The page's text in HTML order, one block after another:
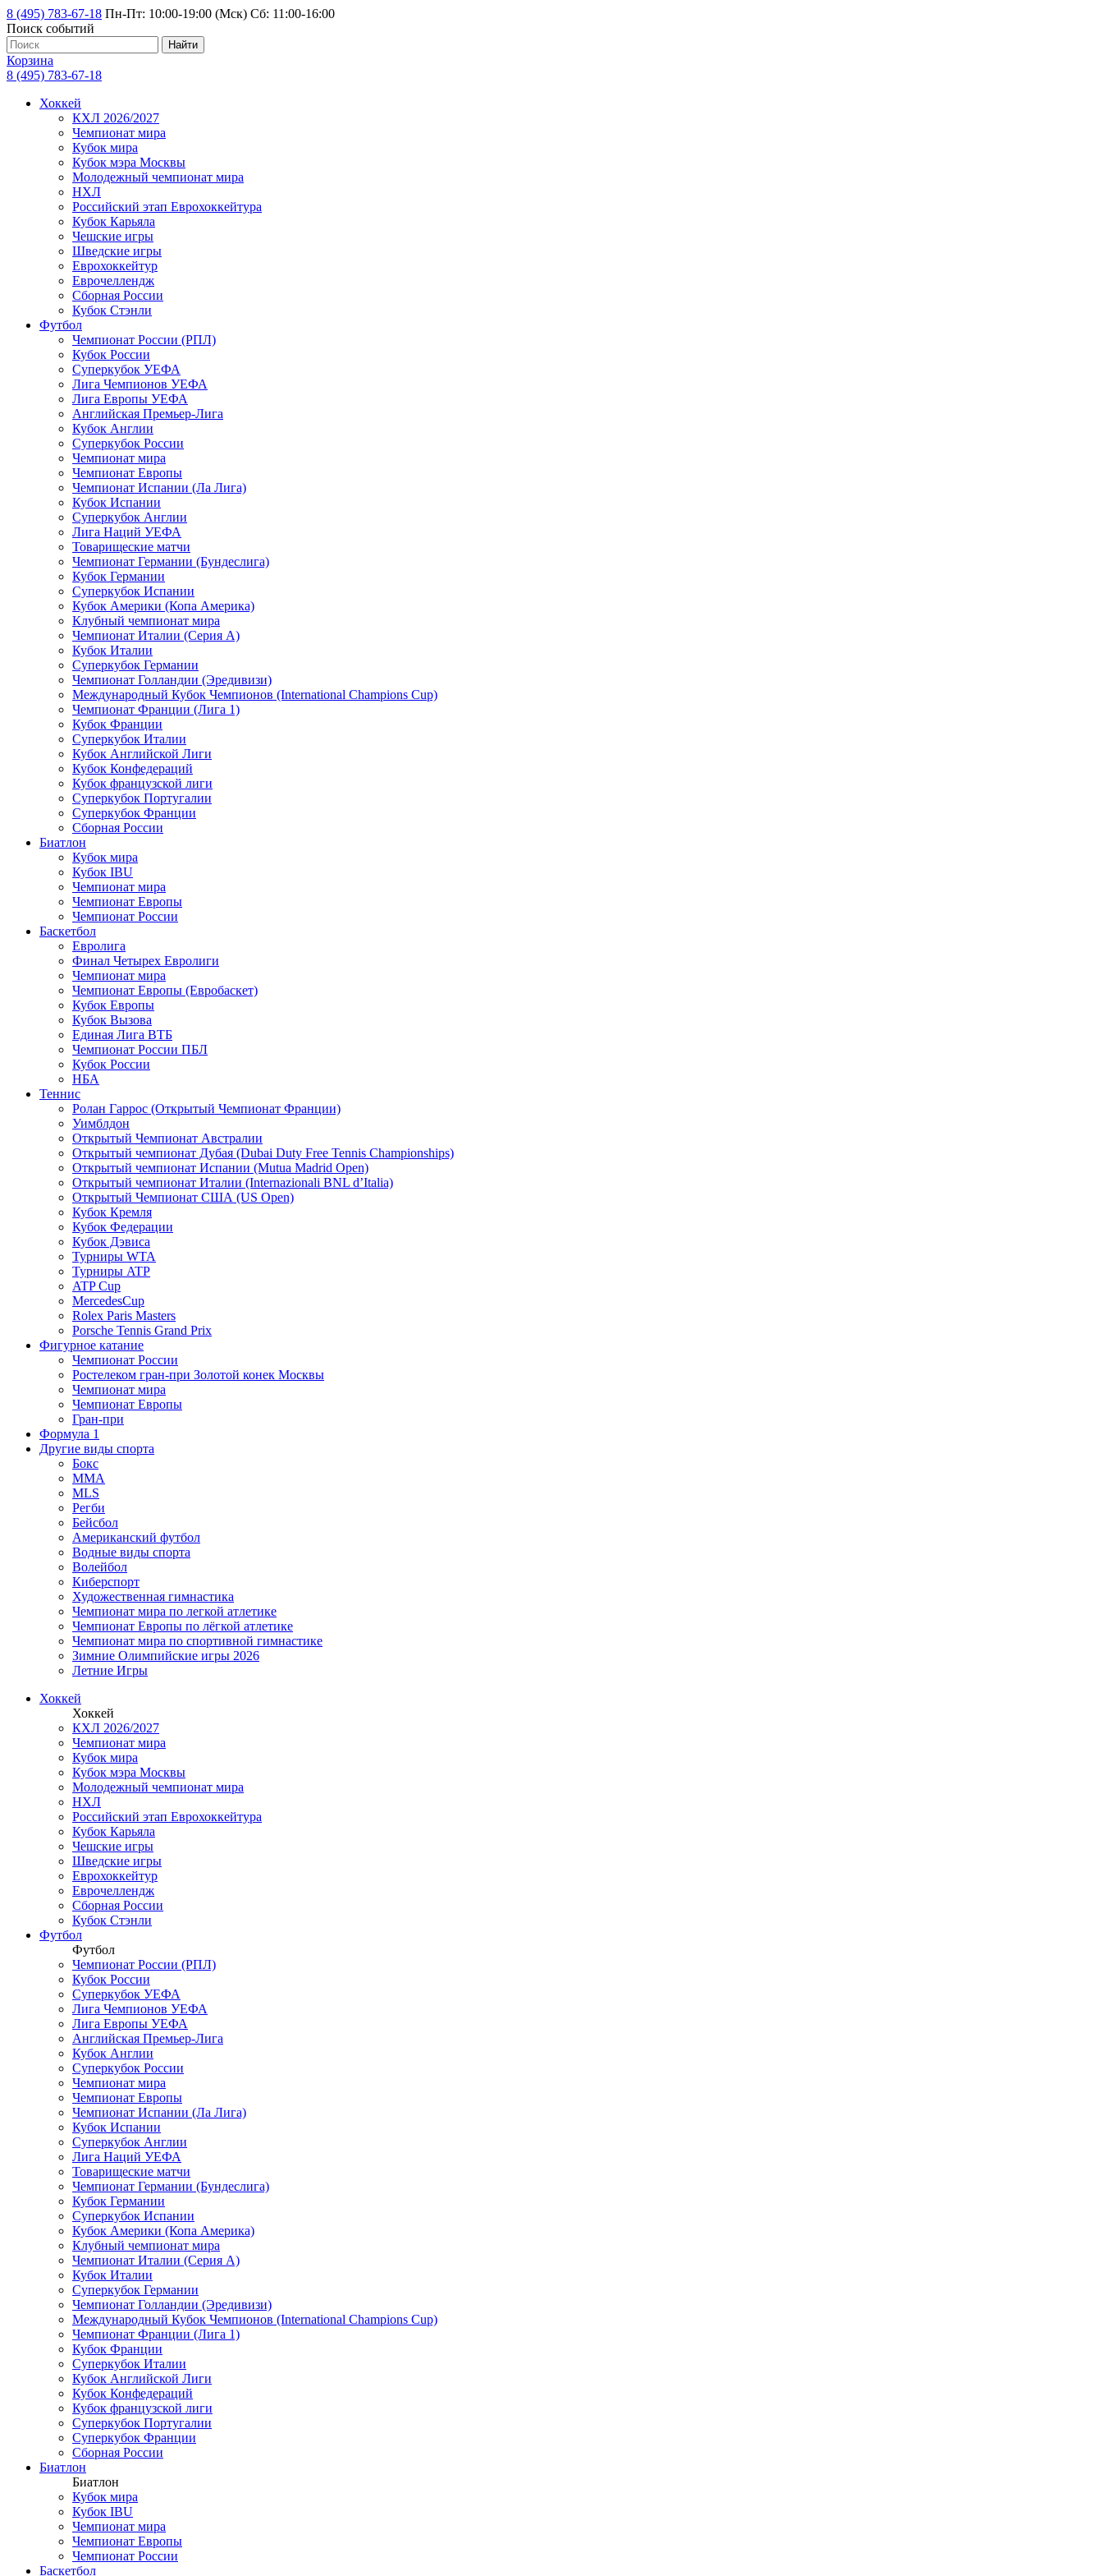
8 (495) 783-67-18 Пн-Пт: 10:00-19:00 (Мск) Сб: 11:00-16:00
Поиск событий
Найти
Корзина
8 (495) 783-67-18
Хоккей
КХЛ 2026/2027
Чемпионат мира
Кубок мира
Кубок мэра Москвы
Молодежный чемпионат мира
НХЛ
Российский этап Еврохоккейтура
Кубок Карьяла
Чешские игры
Шведские игры
Еврохоккейтур
Еврочеллендж
Сборная России
Кубок Стэнли
Футбол
Чемпионат России (РПЛ)
Кубок России
Суперкубок УЕФА
Лига Чемпионов УЕФА
Лига Европы УЕФА
Английская Премьер-Лига
Кубок Англии
Суперкубок России
Чемпионат мира
Чемпионат Европы
Чемпионат Испании (Ла Лига)
Кубок Испании
Суперкубок Англии
Лига Наций УЕФА
Товарищеские матчи
Чемпионат Германии (Бундеслига)
Кубок Германии
Суперкубок Испании
Кубок Америки (Копа Америка)
Клубный чемпионат мира
Чемпионат Италии (Серия А)
Кубок Италии
Суперкубок Германии
Чемпионат Голландии (Эредивизи)
Международный Кубок Чемпионов (International Champions Cup)
Чемпионат Франции (Лига 1)
Кубок Франции
Суперкубок Италии
Кубок Английской Лиги
Кубок Конфедераций
Кубок французской лиги
Суперкубок Португалии
Суперкубок Франции
Сборная России
Биатлон
Кубок мира
Кубок IBU
Чемпионат мира
Чемпионат Европы
Чемпионат России
Баскетбол
Евролига
Финал Четырех Евролиги
Чемпионат мира
Чемпионат Европы (Евробаскет)
Кубок Европы
Кубок Вызова
Единая Лига ВТБ
Чемпионат России ПБЛ
Кубок России
НБА
Теннис
Ролан Гаррос (Открытый Чемпионат Франции)
Уимблдон
Открытый Чемпионат Австралии
Открытый чемпионат Дубая (Dubai Duty Free Tennis Championships)
Открытый чемпионат Испании (Mutua Madrid Open)
Открытый чемпионат Италии (Internazionali BNL d’Italia)
Открытый Чемпионат США (US Open)
Кубок Кремля
Кубок Федерации
Кубок Дэвиса
Турниры WTA
Турниры ATP
ATP Cup
MercedesCup
Rolex Paris Masters
Porsche Tennis Grand Prix
Фигурное катание
Чемпионат России
Ростелеком гран-при Золотой конек Москвы
Чемпионат мира
Чемпионат Европы
Гран-при
Формула 1
Другие виды спорта
Бокс
MMA
MLS
Регби
Бейсбол
Американский футбол
Водные виды спорта
Волейбол
Киберспорт
Художественная гимнастика
Чемпионат мира по легкой атлетике
Чемпионат Европы по лёгкой атлетике
Чемпионат мира по спортивной гимнастике
Зимние Олимпийские игры 2026
Летние Игры
Хоккей
Хоккей
КХЛ 2026/2027
Чемпионат мира
Кубок мира
Кубок мэра Москвы
Молодежный чемпионат мира
НХЛ
Российский этап Еврохоккейтура
Кубок Карьяла
Чешские игры
Шведские игры
Еврохоккейтур
Еврочеллендж
Сборная России
Кубок Стэнли
Футбол
Футбол
Чемпионат России (РПЛ)
Кубок России
Суперкубок УЕФА
Лига Чемпионов УЕФА
Лига Европы УЕФА
Английская Премьер-Лига
Кубок Англии
Суперкубок России
Чемпионат мира
Чемпионат Европы
Чемпионат Испании (Ла Лига)
Кубок Испании
Суперкубок Англии
Лига Наций УЕФА
Товарищеские матчи
Чемпионат Германии (Бундеслига)
Кубок Германии
Суперкубок Испании
Кубок Америки (Копа Америка)
Клубный чемпионат мира
Чемпионат Италии (Серия А)
Кубок Италии
Суперкубок Германии
Чемпионат Голландии (Эредивизи)
Международный Кубок Чемпионов (International Champions Cup)
Чемпионат Франции (Лига 1)
Кубок Франции
Суперкубок Италии
Кубок Английской Лиги
Кубок Конфедераций
Кубок французской лиги
Суперкубок Португалии
Суперкубок Франции
Сборная России
Биатлон
Биатлон
Кубок мира
Кубок IBU
Чемпионат мира
Чемпионат Европы
Чемпионат России
Баскетбол